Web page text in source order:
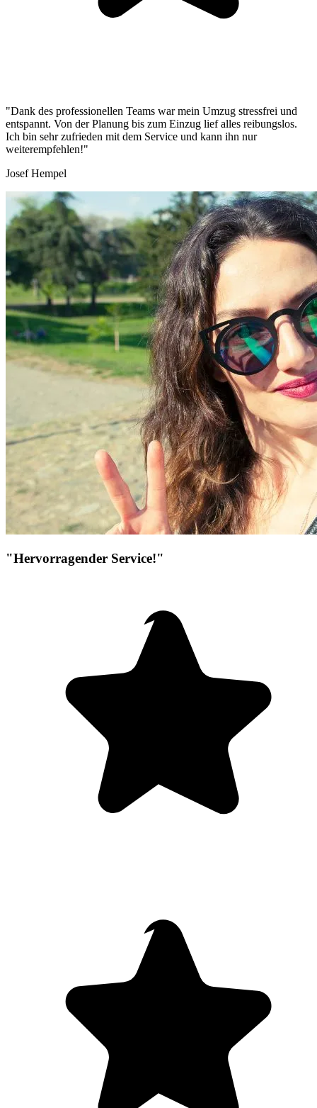
"Dank des professionellen Teams war mein Umzug stressfrei und
entspannt. Von der Planung bis zum Einzug lief alles reibungslos.
Ich bin sehr zufrieden mit dem Service und kann ihn nur
weiterempfehlen!"
Josef Hempel
"Hervorragender Service!"